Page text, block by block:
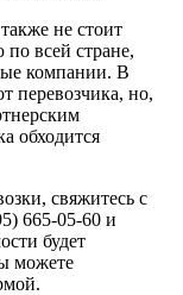
не стоит
всей стране,
компании. В
перевозчика, но,
обходится
свяжитесь с
665-05-60 и
будет
можете